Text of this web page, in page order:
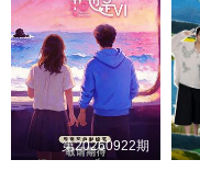
第20260922期